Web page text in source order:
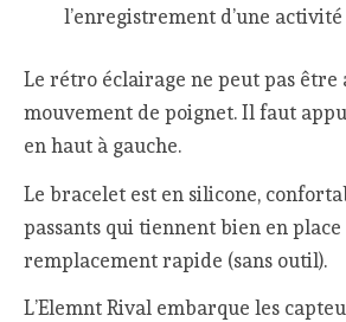
l’enregistrement d’une
Le rétro éclairage ne peut pas être
mouvement de poignet. Il faut
en haut à gauche.
Le bracelet est en silicone,
passants qui tiennent bien en place
remplacement rapide (sans outil).
L’Elemnt Rival embarque les